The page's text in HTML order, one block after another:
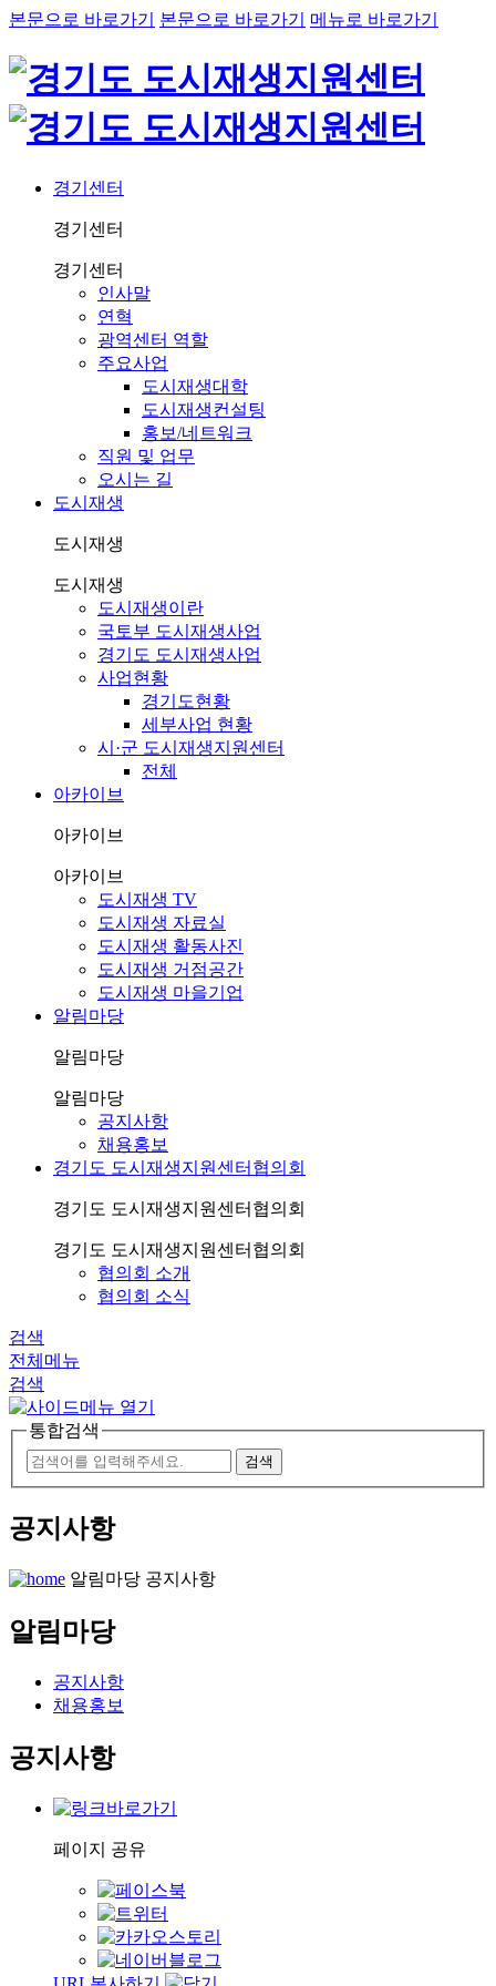
본문으로 바로가기 본문으로 바로가기 메뉴로 바로가기
경기센터
경기센터
경기센터
인사말
연혁
광역센터 역할
주요사업
도시재생대학
도시재생컨설팅
홍보/네트워크
직원 및 업무
오시는 길
도시재생
도시재생
도시재생
도시재생이란
국토부 도시재생사업
경기도 도시재생사업
사업현황
경기도현황
세부사업 현황
시·군 도시재생지원센터
전체
아카이브
아카이브
아카이브
도시재생 TV
도시재생 자료실
도시재생 활동사진
도시재생 거점공간
도시재생 마을기업
알림마당
알림마당
알림마당
공지사항
채용홍보
경기도 도시재생지원센터협의회
경기도 도시재생지원센터협의회
경기도 도시재생지원센터협의회
협의회 소개
협의회 소식
검색
전체메뉴
검색
통합검색
공지사항
알림마당 공지사항
알림마당
공지사항
채용홍보
공지사항
페이지 공유